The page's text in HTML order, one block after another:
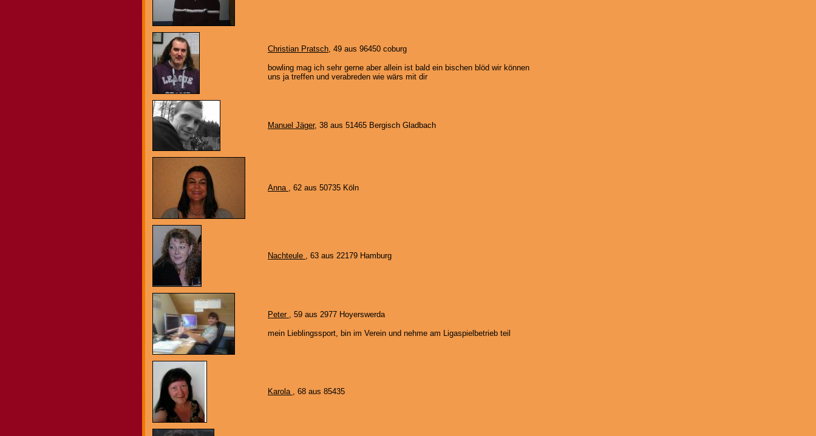
Christian Pratsch, 49 aus 96450 coburg
bowling mag ich sehr gerne aber allein ist bald ein bischen blöd wir können
uns ja treffen und verabreden wie wärs mit dir
Manuel Jäger, 38 aus 51465 Bergisch Gladbach
Anna , 62 aus 50735 Köln
Nachteule , 63 aus 22179 Hamburg
Peter , 59 aus 2977 Hoyerswerda
mein Lieblingssport, bin im Verein und nehme am Ligaspielbetrieb teil
Karola , 68 aus 85435